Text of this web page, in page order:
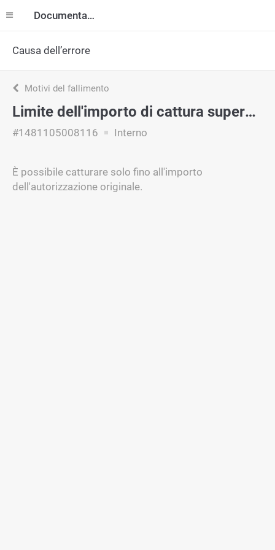
Documentazione
Causa dell’errore
Motivi del fallimento
Limite dell'importo di cattura superato
#1481105008116 Interno
È possibile catturare solo fino all'importo
dell'autorizzazione originale.